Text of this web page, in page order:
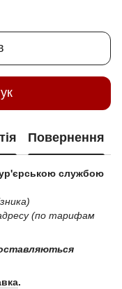
Повернення
службою
(по тарифам
.